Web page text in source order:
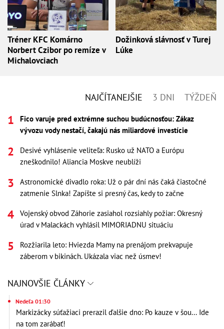
Tréner KFC Komárno
Norbert Czibor po remíze v
Michalovciach
Dožinková slávnosť v Turej
Lúke
NAJČÍTANEJŠIE 3 DNI TÝŽDEŇ
Fico varuje pred extrémne suchou budúcnosťou: Zákaz
vývozu vody nestačí, čakajú nás miliardové investície
Desivé vyhlásenie veliteľa: Rusko už NATO a Európu
zneškodnilo! Aliancia Moskve neublíži
Astronomické divadlo roka: Už o pár dní nás čaká čiastočné
zatmenie Slnka! Zapíšte si presný čas, kedy to začne
Vojenský obvod Záhorie zasiahol rozsiahly požiar: Okresný
úrad v Malackách vyhlásil MIMORIADNU situáciu
Rozžiarila leto: Hviezda Mamy na prenájom prekvapuje
záberom v bikinách. Ukázala viac než úsmev!
NAJNOVŠIE ČLÁNKY
Nedeľa 01:30
Markizácky súťažiaci prerazil ďalšie dno: Po kauze v šou... Ide
na tom zarábať!